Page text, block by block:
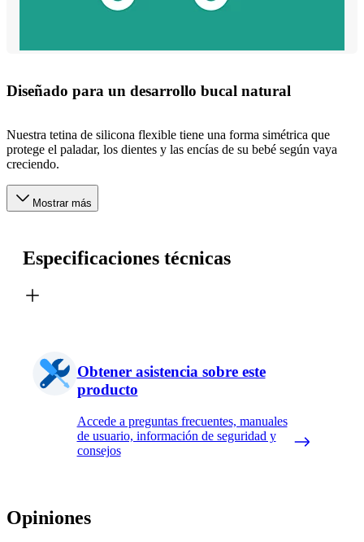
Diseñado para un desarrollo bucal natural
Nuestra tetina de silicona flexible tiene una forma simétrica que
protege el paladar, los dientes y las encías de su bebé según vaya
creciendo.
Mostrar más
Especificaciones técnicas
Obtener asistencia sobre este
producto
Accede a preguntas frecuentes, manuales
de usuario, información de seguridad y
consejos
Opiniones